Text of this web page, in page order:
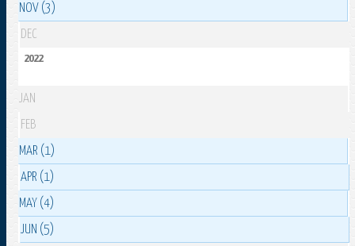
NOV (3)
DEC
2022
JAN
FEB
MAR (1)
APR (1)
MAY (4)
JUN (5)